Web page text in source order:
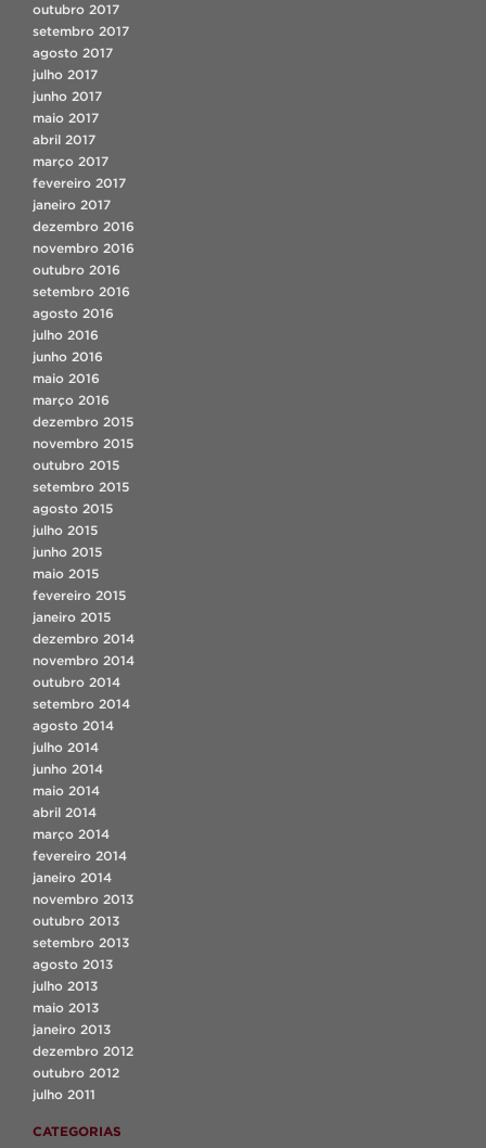
outubro 2017
setembro 2017
agosto 2017
julho 2017
junho 2017
maio 2017
abril 2017
março 2017
fevereiro 2017
janeiro 2017
dezembro 2016
novembro 2016
outubro 2016
setembro 2016
agosto 2016
julho 2016
junho 2016
maio 2016
março 2016
dezembro 2015
novembro 2015
outubro 2015
setembro 2015
agosto 2015
julho 2015
junho 2015
maio 2015
fevereiro 2015
janeiro 2015
dezembro 2014
novembro 2014
outubro 2014
setembro 2014
agosto 2014
julho 2014
junho 2014
maio 2014
abril 2014
março 2014
fevereiro 2014
janeiro 2014
novembro 2013
outubro 2013
setembro 2013
agosto 2013
julho 2013
maio 2013
janeiro 2013
dezembro 2012
outubro 2012
julho 2011
CATEGORIAS